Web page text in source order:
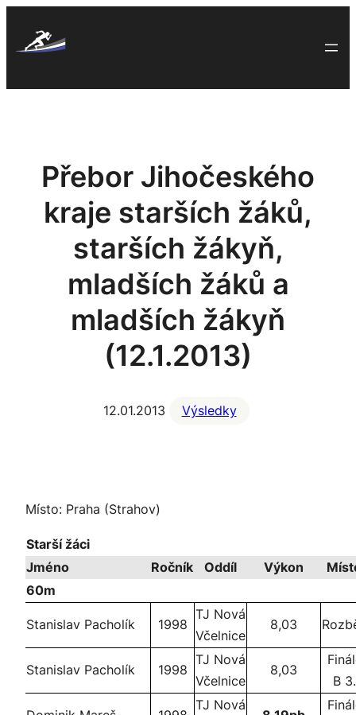
Přebor Jihočeského
kraje starších žáků,
starších žákyň,
mladších žáků a
mladších žákyň
(12.1.2013)
12.01.2013 Výsledky
Místo: Praha (Strahov)
Starší žáci
Jméno
Ročník Oddíl Výkon
60m
Stanislav Pacholík 1998
TJ Nová
Včelnice
8,03
Stanislav Pacholík 1998
TJ Nová
Včelnice
8,03
B 3.
TJ Nová